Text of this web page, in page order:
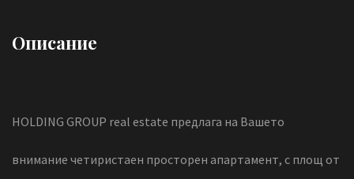
Описание
HOLDING GROUP real estate предлага на Вашето
внимание четиристаен просторен апартамент, с площ от